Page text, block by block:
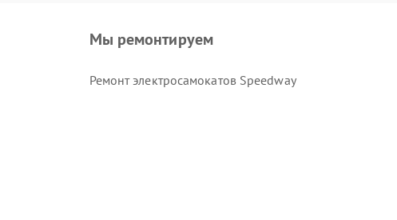
Мы ремонтируем
Ремонт электросамокатов Speedway